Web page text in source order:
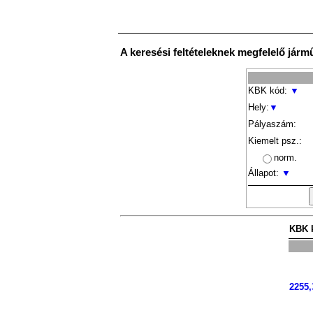
A keresési feltételeknek megfelelő
KBK kód: ▼
Hely: ▼
Pályaszám:
Kiemelt psz.:
norm.
Állapot: ▼
KBK